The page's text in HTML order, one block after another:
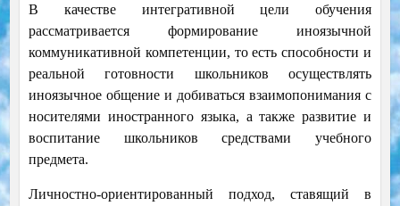
В качестве интегративной цели обучения
рассматривается формирование иноязычной
коммуникативной компетенции, то есть способности и
реальной готовности школьников осуществлять
иноязычное общение и добиваться взаимопонимания с
носителями иностранного языка, а также развитие и
воспитание школьников средствами учебного
предмета.
Личностно-ориентированный подход, ставящий в